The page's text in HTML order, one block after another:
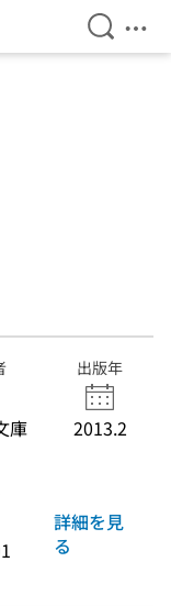
検索を
メ
庫
出版年
2013.2
詳細を見
る